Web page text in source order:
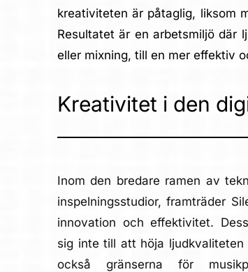
kreativiteten är påtaglig, liksom
Resultatet är en arbetsmiljö där
eller mixning, till en mer effektiv
Kreativitet i den
Inom den bredare ramen av
inspelningsstudior, framträder
innovation och effektivitet.
sig inte till att höja
också gränserna för